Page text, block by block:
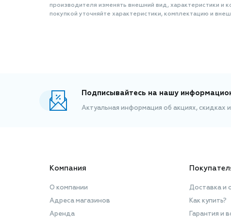
производителя изменять внешний вид, характеристики
покупкой уточняйте характеристики, комплектацию и
Подписывайтесь на нашу
Актуальная информация об акциях, скидках
Компания
О компании
Адреса магазинов
Аренда
Доставка и
Как купить?
Гарантия и